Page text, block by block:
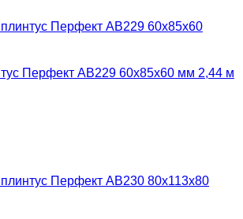
Перфект AB229 60х85х60 мм 2,44 м